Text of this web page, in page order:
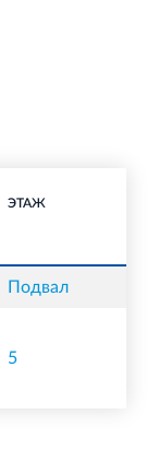
ЭТАЖ
Подвал
5